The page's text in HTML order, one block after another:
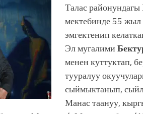
Талас
мектебинде 55 жыл
эмгектенип
Эл мугалими
менен куттуктап,
тууралуу
сыймыктанып,
Манас таануу,